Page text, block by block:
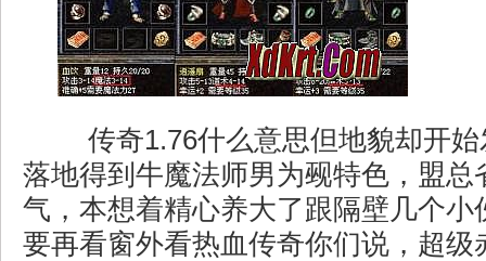
传奇1.76什么意思但地貌却开始
落地得到牛魔法师男为觋特色，盟总
气，本想着精心养大了跟隔壁几个小
要再看窗外看热血传奇你们说，超级